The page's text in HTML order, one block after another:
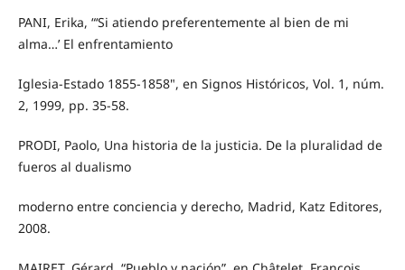
PANI, Erika, “‘Si atiendo preferentemente al bien de mi
alma…’ El enfrentamiento
Iglesia-Estado 1855-1858", en Signos Históricos, Vol. 1, núm.
2, 1999, pp. 35-58.
PRODI, Paolo, Una historia de la justicia. De la pluralidad de
fueros al dualismo
moderno entre conciencia y derecho, Madrid, Katz Editores,
2008.